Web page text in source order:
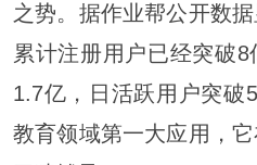
之势。据作业帮公开数
累计注册用户已经突破
1.7亿，日活跃用户突破
教育领域第一大应用，